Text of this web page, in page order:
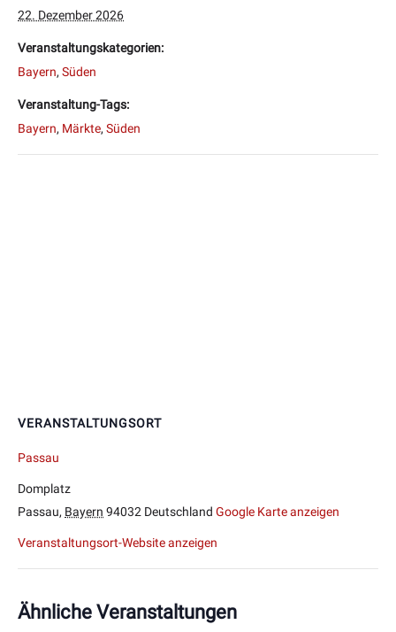
22. Dezember 2026
Veranstaltungskategorien:
Bayern, Süden
Veranstaltung-Tags:
Bayern, Märkte, Süden
VERANSTALTUNGSORT
Passau
Domplatz
Passau, Bayern 94032 Deutschland Google Karte anzeigen
Veranstaltungsort-Website anzeigen
Ähnliche Veranstaltungen